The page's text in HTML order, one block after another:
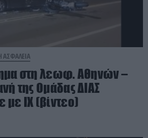
ΑΣΦΑΛΕΙΑ
στη λεωφ. Αθηνών –
της Ομάδας ΔΙΑΣ
ΙΧ (βίντεο)